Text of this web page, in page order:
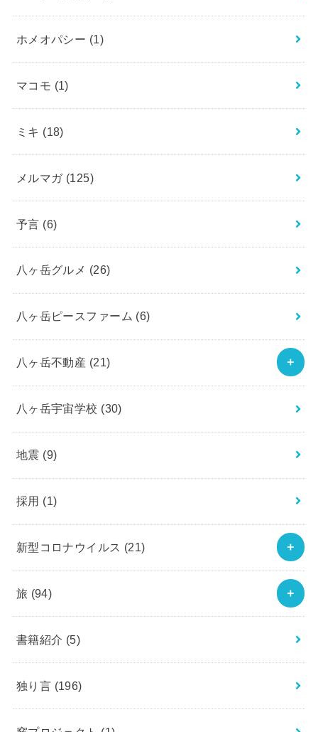
ホメオパシー (1)
マコモ (1)
ミキ (18)
メルマガ (125)
予言 (6)
八ヶ岳グルメ (26)
八ヶ岳ピースファーム (6)
八ヶ岳不動産 (21)
八ヶ岳宇宙学校 (30)
地震 (9)
採用 (1)
新型コロナウイルス (21)
旅 (94)
書籍紹介 (5)
独り言 (196)